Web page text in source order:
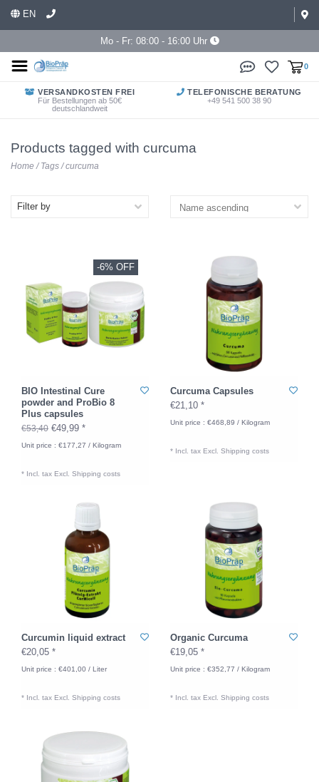
EN
Mo - Fr: 08:00 - 16:00 Uhr
0
VERSANDKOSTEN FREI
Für Bestellungen ab 50€
deutschlandweit
TELEFONISCHE BERATUNG
+49 541 500 38 90
Products tagged with curcuma
Home/ Tags/curcuma
Filter by
-6% OFF
BIO Intestinal Cure
powder and ProBio 8
Plus capsules
€53,40 €49,99 *
Unit price : €177,27 / Kilogram
* Incl. tax Excl. Shipping costs
Curcuma Capsules
€21,10 *
Unit price : €468,89 / Kilogram
* Incl. tax Excl. Shipping costs
Curcumin liquid extract
€20,05 *
Unit price : €401,00 / Liter
* Incl. tax Excl. Shipping costs
Organic Curcuma
€19,05 *
Unit price : €352,77 / Kilogram
* Incl. tax Excl. Shipping costs